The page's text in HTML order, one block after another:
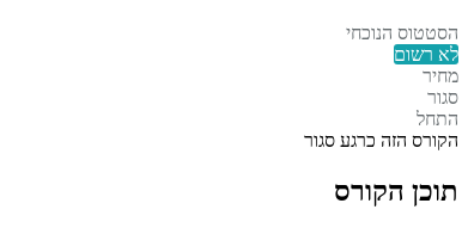
הסטטוס הנוכחי
לא רשום
מחיר
סגור
התחל
הקורס הזה כרגע סגור
תוכן הקורס